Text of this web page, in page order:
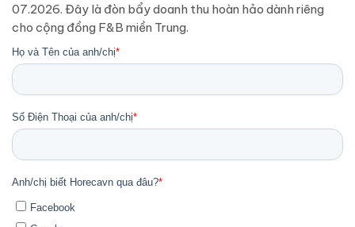
07.2026. Đây là đòn bẩy doanh thu hoàn hảo dành riêng
cho cộng đồng F&B miền Trung.